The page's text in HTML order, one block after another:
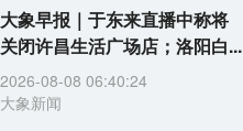
大象早报｜于东来直播中称将
关闭许昌生活广场店；洛阳白...
2026-08-08 06:40:24
大象新闻